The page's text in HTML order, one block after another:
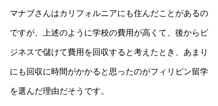
マナブさんはカリフォルニアにも住んだことがあるの
ですが、上述のように学校の費用が高くて、後からビ
ジネスで儲けて費用を回収すると考えたとき、あまり
にも回収に時間がかかると思ったのがフィリピン留学
を選んだ理由だそうです。